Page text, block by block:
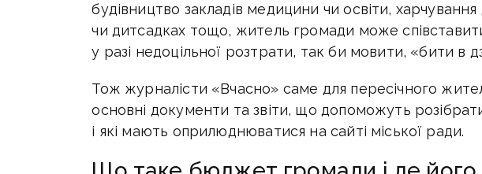
будівництво закладів медицини чи освіти,
чи дитсадках тощо, житель громади може
у разі недоцільної розтрати, так би мовити, «бити в
Тож журналісти «Вчасно» саме для пересічного
основні документи та звіти, що допоможуть
і які мають оприлюднюватися на сайті міської ради.